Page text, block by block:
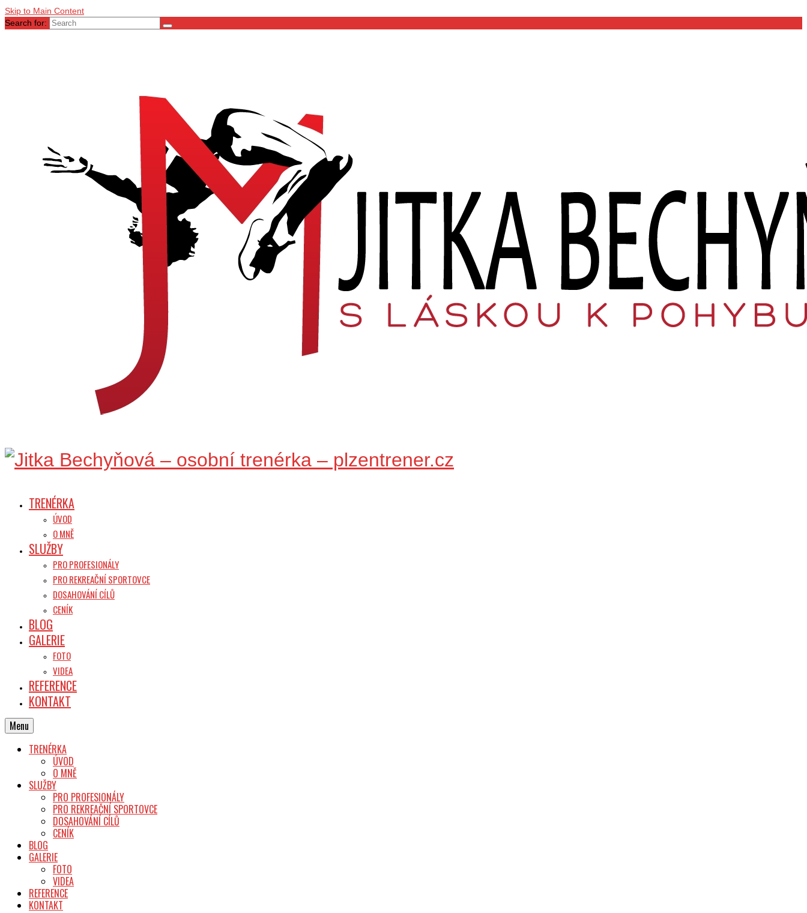
Skip to Main Content
Search for:
TRENÉRKA
ÚVOD
O MNĚ
SLUŽBY
PRO PROFESIONÁLY
PRO REKREAČNÍ SPORTOVCE
DOSAHOVÁNÍ CÍLŮ
CENÍK
BLOG
GALERIE
FOTO
VIDEA
REFERENCE
KONTAKT
Menu
TRENÉRKA
ÚVOD
O MNĚ
SLUŽBY
PRO PROFESIONÁLY
PRO REKREAČNÍ SPORTOVCE
DOSAHOVÁNÍ CÍLŮ
CENÍK
BLOG
GALERIE
FOTO
VIDEA
REFERENCE
KONTAKT